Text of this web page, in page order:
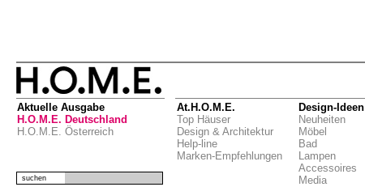
Aktuelle Ausgabe
H.O.M.E. Deutschland
H.O.M.E. Österreich
At.H.O.M.E.
Top Häuser
Design & Architektur
Help-line
Marken-Empfehlungen
Design-Ideen
Neuheiten
Möbel
Bad
Lampen
Accessoires
Media
suchen